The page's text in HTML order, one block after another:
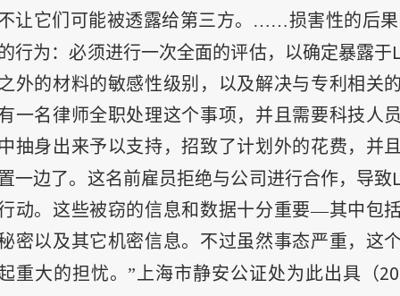
让它们可能被透露给第三方。……损害性的后
行为：必须进行一次全面的评估，以确定暴露于
外的材料的敏感性级别，以及解决与专利相关
一名律师全职处理这个事项，并且需要科技人
抽身出来予以支持，招致了计划外的花费，并
一边了。这名前雇员拒绝与公司进行合作，导致
动。这些被窃的信息和数据十分重要—其中包
密以及其它机密信息。不过虽然事态严重，这
重大的担忧。”上海市静安公证处为此出具（